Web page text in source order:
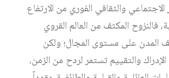
الاجتماعي والثقافي الفوري من الارتفاع
فالنزوح المكثف من العالم القروي
المدن على مستوى المجال؛ ولكن
والتقييم تستمر لردح من الزمن،